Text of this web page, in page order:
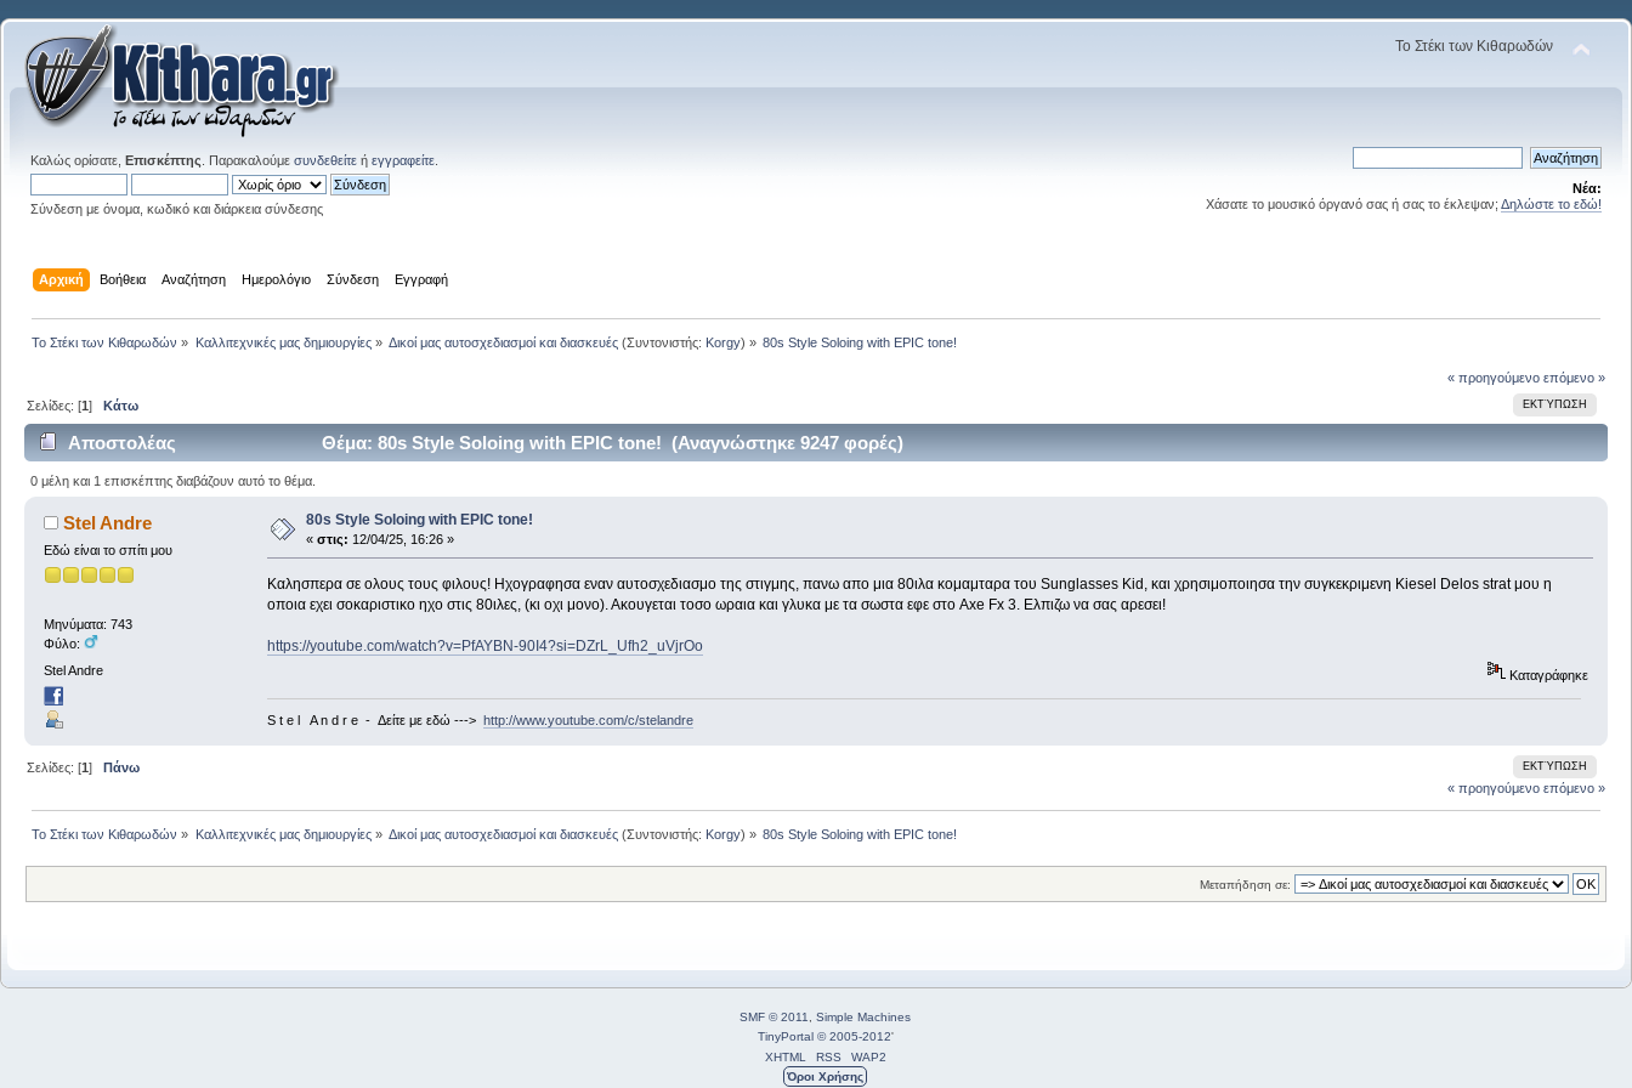
Το Στέκι των Κιθαρωδών
Καλώς ορίσατε, Επισκέπτης . Παρακαλούμε συνδεθείτε ή εγγραφείτε
Σύνδεση με όνομα, κωδικό και διάρκεια σύνδεσης
Νέα:
Χάσατε το μουσικό όργανό σας ή σας το έκλεψαν; Δηλώστε το εδώ!
Αρχική Βοήθεια Αναζήτηση Ημερολόγιο Σύνδεση Εγγραφή
Το Στέκι των Κιθαρωδών » Καλλιτεχνικές μας δημιουργίες» Δικοί μας αυτοσχεδιασμοί και διασκευές(Συντονιστής: Korgy) » 80s Style Soloing with EPIC tone!
« προηγούμενο επόμενο »
ΕΚΤΎΠΩΣΗ
Σελίδες: [1]Κάτω
Αποστολέας Θέμα: 80s Style Soloing with EPIC tone! (Αναγνώστηκε 9247 φορές)
0 μέλη και 1 επισκέπτης διαβάζουν αυτό το θέμα.
Stel Andre
Εδώ είναι το σπίτι μου
Μηνύματα: 743
Φύλο:
Stel Andre
80s Style Soloing with EPIC tone!
« στις: 12/04/25, 16:26 »
Καλησπερα σε ολους τους φιλους! Ηχογραφησα εναν αυτοσχεδιασμο της στιγμης, πανω απο μια 80ιλα κομαμταρα του Sunglasses Kid, και χρησιμοποιησα την συγκεκριμενη Kiesel Delos strat μου η
οποια εχει σοκαριστικο ηχο στις 80ιλες, (κι οχι μονο). Ακουγεται τοσο ωραια και γλυκα με τα σωστα εφε στο Axe Fx 3. Ελπιζω να σας αρεσει!
https://youtube.com/watch?v=PfAYBN-90I4?si=DZrL_Ufh2_uVjrOo
Καταγράφηκε
S t e l A n d r e - Δείτε με εδώ ---> http://www.youtube.com/c/stelandre
ΕΚΤΎΠΩΣΗ
Σελίδες: [1]
Πάνω
« προηγούμενο επόμενο »
Το Στέκι των Κιθαρωδών » Καλλιτεχνικές μας δημιουργίες» Δικοί μας αυτοσχεδιασμοί και διασκευές(Συντονιστής: Korgy) » 80s Style Soloing with EPIC tone!
Μεταπήδηση σε:
SMF © 2011, Simple Machines
TinyPortal © 2005-2012'
XHTML
RSS
WAP2
Όροι Χρήσης